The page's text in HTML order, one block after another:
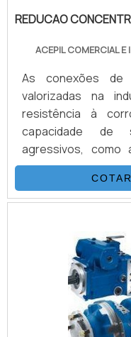
REDUCAO
ACEPIL COMERCIAL E
As conexões de
valorizadas na
resistência à
capacidade de
agressivos, como
produtos
segurança,
necessidade de
farmacêutico e
de conexões de
cotovelos,
usados para
em sistemas
conexões